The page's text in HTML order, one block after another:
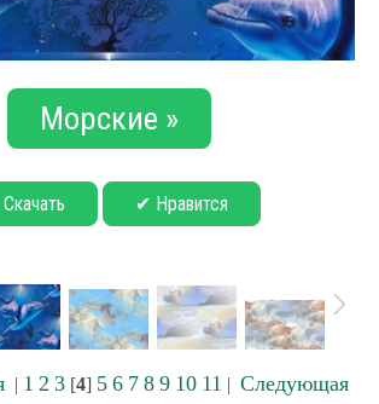
Морские »
Скачать ✔ Нравится
| 1 2 3 [4] 5 6 7 8 9 10 11 | Следующая